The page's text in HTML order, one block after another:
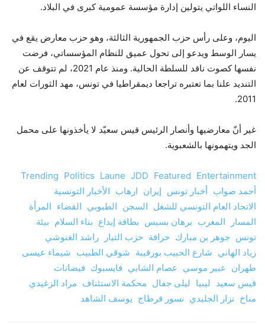
النساء اللواتي يتولين إدارة مؤسسة عمومية كبرى في البلاد.
اليوم، وعلى رأس حزب الجمهورية الثالثة، وهو حزب معارض يقع في
يسار الوسط ويدعو إلى تحول عميق للنظام المؤسساتي، فرضت
نفسها كصوت ناقد للسلطة الحالية. ومنذ عام 2021، لم تتوقف عن
التنديد علنا بما تعتبره تراجعا ديمقراطيا في تونس، مهد الثورات لعام
2011.
غير أنّ معارضيها وأنصار الرئيس قيس سعيّد لا يأخذونها على محمل
الجد ويتهمونها بالشعبوية.
Entertainment
Featured
JDD
Laune
Politics
Trending
أحمد صواب أخبار تونس إيران ارهاب الأخبار التونسية
الاتحاد العام التونسي للشغل السجن الطبوبي القضاء المرأة
المسار
المغرب برهان بسيس بطاقة إيداع بناء السلام بيئة
تونس جوهر بن مبارك حراقة حزب التيار
راشد الغنوشي
زياد الهاني شارع الحبيب بورقيبة شوقي الطبيب شيماء عيسى
طهران عبير موسي عصام الشابي فايسبوك فيضانات
قيس سعيد ليبيا ليلى جفال محكمة الاستئناف مراد الزغيدي
مناخ نزار الجليدي نسور قرطاج يوسف الشاهد